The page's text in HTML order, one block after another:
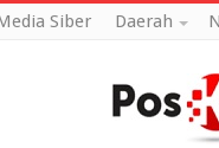
Siber Daerah